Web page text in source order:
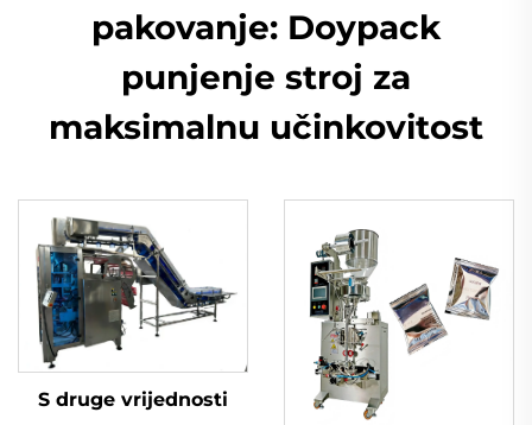
pakovanje: Doypack
punjenje stroj za
maksimalnu učinkovitost
S druge vrijednosti